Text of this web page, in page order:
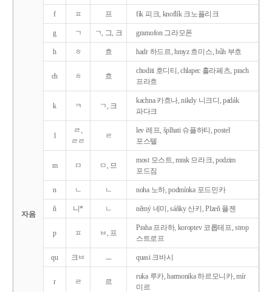
자음
f ㅍ 프 fík 피크, knoflík 크노플리크
g ㄱ ㄱ, 그, 크 gramofon 그라모폰
h ㅎ 흐 hadr 하드르, hmyz 흐미스, bůh 부흐
ch ㅎ 흐
choditi 호디티, chlapec 흘라페츠, prach
프라흐
k ㅋ ㄱ, 크
kachna 카흐나, nikdy 니크디, padák
파다크
l
ㄹ,
ㄹㄹ
ㄹ
lev 레프, šplhati 슈플하티, postel
포스텔
m ㅁ ㅁ, 므
most 모스트, mrak 므라크, podzim
포드짐
n ㄴ ㄴ noha 노하, podmínka 포드민카
ň 니* ㄴ němý 네미, sáňky 산키, Plzeň 플젠
p ㅍ ㅂ, 프
Praha 프라하, koroptev 코롭테프, strop
스트로프
qu 크ㅂ ㅡ quasi 크바시
r ㄹ 르
ruka 루카, harmonika 하르모니카, mír
미르